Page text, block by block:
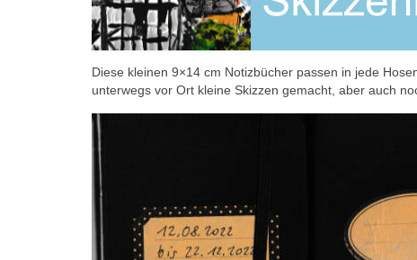
Diese kleinen 9×14 cm Notizbücher passen in jede
unterwegs vor Ort kleine Skizzen gemacht, aber auch